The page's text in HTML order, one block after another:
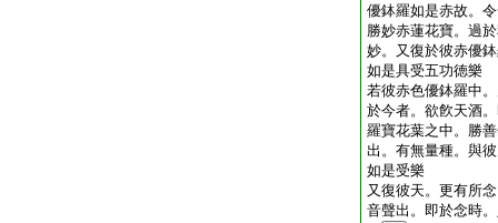
優鉢羅如是赤故。
勝妙赤蓮花寶。過
妙。又復於彼赤優
如是具受五功徳樂
若彼赤色優鉢羅中
於今者。欲飮天酒
羅寶花葉之中。勝
出。有無量種。與
如是受樂
又復彼天。更有所
音聲出。即於念時